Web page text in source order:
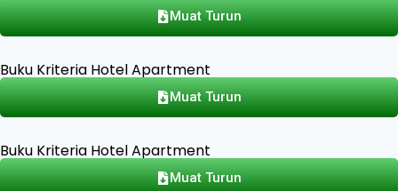
Muat Turun
Buku Kriteria Hotel Apartment
Muat Turun
Buku Kriteria Hotel Apartment
Muat Turun